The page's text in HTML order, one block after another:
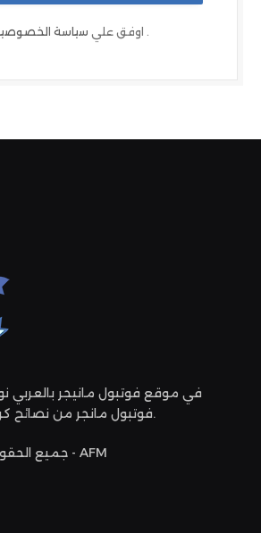
اوفق علي سياسة .
في موقع فوتبول مانيجر
فوتبول مانجر من نصائح كروية وتكتيكات عصرية.
جميع الحقوق محفوظة © 2024 - AFM